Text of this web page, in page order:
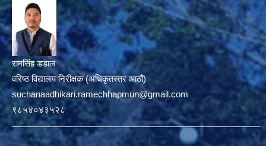
रामसिंह डडाल
वरिष्ठ विद्यालय निरीक्षक (अधिकृतस्तर आठौं)
suchanaadhikari.ramechhapmun@gmail.com
९८५४०४३५२८